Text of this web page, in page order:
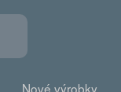
Nové výrobky